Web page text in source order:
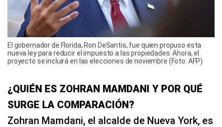
El gobernador de Florida, Ron DeSantis, fue quien propuso esta
nueva ley para reducir el impuesto a las propiedades. Ahora, el
proyecto se incluirá en las elecciones de noviembre (Foto: AFP)
¿QUIÉN ES ZOHRAN MAMDANI Y POR QUÉ
SURGE LA COMPARACIÓN?
Zohran Mamdani, el alcalde de Nueva York, es